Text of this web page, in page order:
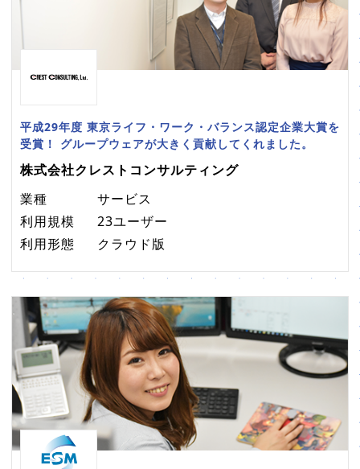
平成29年度 東京ライフ・ワーク・バランス認定企業大賞を
受賞！ グループウェアが大きく貢献してくれました。
株式会社クレストコンサルティング
業種
サービス
利用規模
23ユーザー
利用形態
クラウド版